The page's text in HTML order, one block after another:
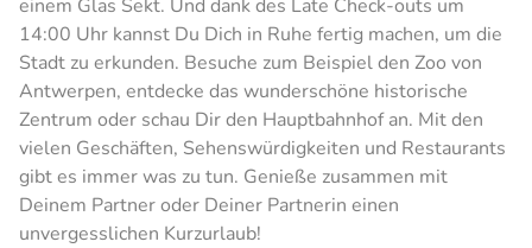
einem Glas Sekt. Und dank des Late Check-outs um
14:00 Uhr kannst Du Dich in Ruhe fertig machen, um die
Stadt zu erkunden. Besuche zum Beispiel den Zoo von
Antwerpen, entdecke das wunderschöne historische
Zentrum oder schau Dir den Hauptbahnhof an. Mit den
vielen Geschäften, Sehenswürdigkeiten und Restaurants
gibt es immer was zu tun. Genieße zusammen mit
Deinem Partner oder Deiner Partnerin einen
unvergesslichen Kurzurlaub!